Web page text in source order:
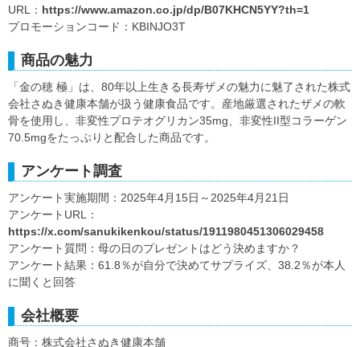
URL： https://www.amazon.co.jp/dp/B07KHCN5YY?th=1
プロモーションコード：KBINJO3T
商品の魅力
「金の穂 極」は、80年以上生きる長寿ザメの魅力に魅了された株式
会社さぬき健康本舗が扱う健康食品です。産地厳選されたザメの軟
骨を使用し、非変性プロテオグリカン35mg、非変性II型コラーゲン
70.5mgをたっぷりと配合した商品です。
アンケート調査
アンケート実施期間：2025年4月15日～2025年4月21日
アンケートURL：
https://x.com/sanukikenkou/status/1911980451306029458
アンケート質問：母の日のプレゼントはどう決めますか？
アンケート結果：61.8％が自分で決めてサプライズ、38.2％が本人
に聞くと回答
会社概要
商号：株式会社さぬき健康本舗